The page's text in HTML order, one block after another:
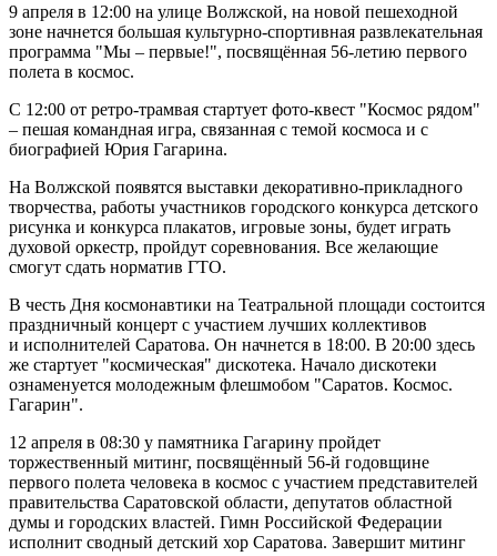
9 апреля в 12:00 на улице Волжской, на новой пешеходной
зоне начнется большая культурно-спортивная развлекательная
программа "Мы – первые!", посвящённая 56-летию первого
полета в космос.
С 12:00 от ретро-трамвая стартует фото-квест "Космос рядом"
– пешая командная игра, связанная с темой космоса и с
биографией Юрия Гагарина.
На Волжской появятся выставки декоративно-прикладного
творчества, работы участников городского конкурса детского
рисунка и конкурса плакатов, игровые зоны, будет играть
духовой оркестр, пройдут соревнования. Все желающие
смогут сдать норматив ГТО.
В честь Дня космонавтики на Театральной площади состоится
праздничный концерт с участием лучших коллективов
и исполнителей Саратова. Он начнется в 18:00. В 20:00 здесь
же стартует "космическая" дискотека. Начало дискотеки
ознаменуется молодежным флешмобом "Саратов. Космос.
Гагарин".
12 апреля в 08:30 у памятника Гагарину пройдет
торжественный митинг, посвящённый 56-й годовщине
первого полета человека в космос с участием представителей
правительства Саратовской области, депутатов областной
думы и городских властей. Гимн Российской Федерации
исполнит сводный детский хор Саратова. Завершит митинг